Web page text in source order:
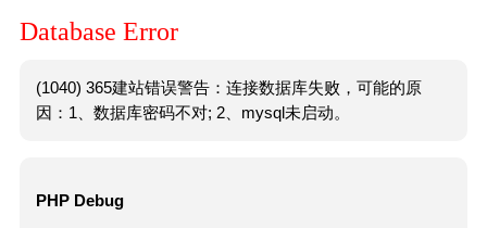
Database Error
(1040) 365建站错误警告：连接数据库失败，可能的原
因：1、数据库密码不对; 2、mysql未启动。
PHP Debug